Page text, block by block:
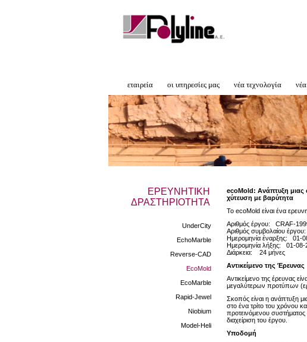
εταιρεία οι υπηρεσίες μας νέα τεχνολογία νέα
ΕΡΕΥΝΗΤΙΚΗ
ΔΡΑΣΤΗΡΙΟΤΗΤΑ
UnderCity
EchoMarble
Reverse-CAD
EcoMold
EcoMarble
Rapid-Jewel
Niobium
Model-Heli
ecoMold: Ανάπτυξη μιας
χύτευση με βαρύτητα
Το ecoMold είναι ένα
Αριθμός έργου: CRAF-
Αριθμός συμβολαίου
Ημερομηνία έναρξης: 01-
Ημερομηνία λήξης: 01-08-
Διάρκεια: 24 μήνες
Αντικείμενο της Έρευνας
Αντικείμενο της έρευνας
μεγαλύτερων προτύπων
Σκοπός είναι η ανάπτυξη
στο ένα τρίτο του χρόνου
προτεινόμενου
διαχείριση του έργου.
Υποδομή